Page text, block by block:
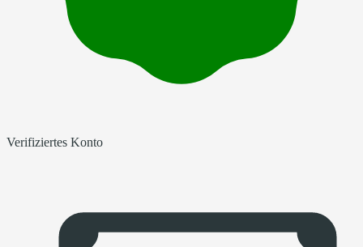
Verifiziertes Konto